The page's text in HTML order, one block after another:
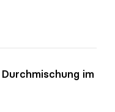
des
im